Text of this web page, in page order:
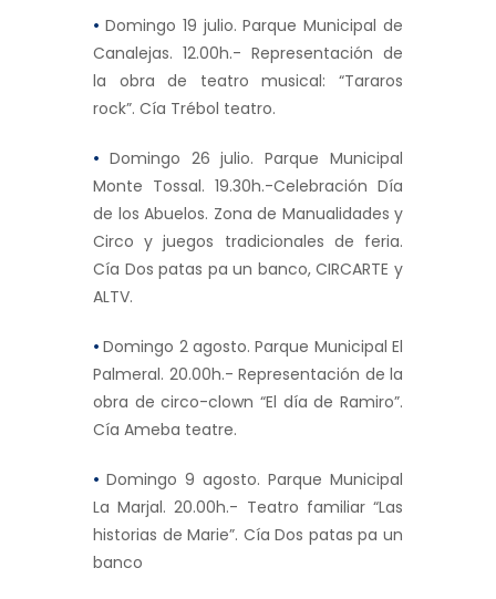
• Domingo 19 julio. Parque Municipal de
Canalejas. 12.00h.- Representación de
la obra de teatro musical: “Tararos
rock”. Cía Trébol teatro.
• Domingo 26 julio. Parque Municipal
Monte Tossal. 19.30h.-Celebración Día
de los Abuelos. Zona de Manualidades y
Circo y juegos tradicionales de feria.
Cía Dos patas pa un banco, CIRCARTE y
ALTV.
•Domingo 2 agosto. Parque Municipal El
Palmeral. 20.00h.- Representación de la
obra de circo-clown “El día de Ramiro”.
Cía Ameba teatre.
• Domingo 9 agosto. Parque Municipal
La Marjal. 20.00h.- Teatro familiar “Las
historias de Marie”. Cía Dos patas pa un
banco